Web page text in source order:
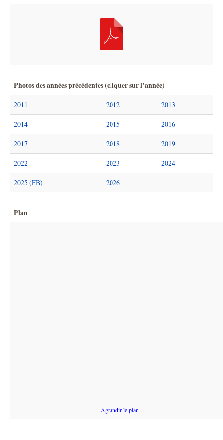
Photos des années précédentes (cliquer sur l’année)
2011 2012 2013
2014 2015 2016
2017 2018 2019
2022 2023 2024
2025 (FB) 2026
Plan
Agrandir le plan